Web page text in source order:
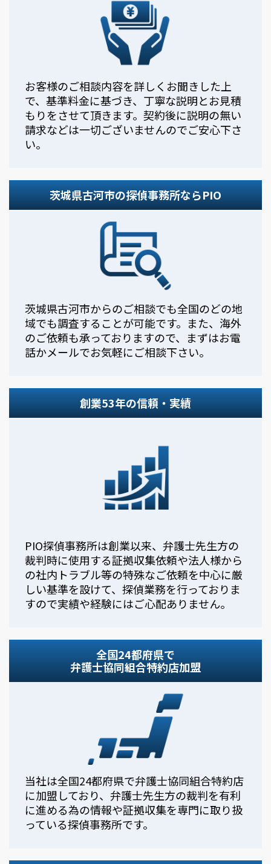
お客様のご相談内容を詳しくお聞きした上
で、基準料金に基づき、丁寧な説明とお見積
もりをさせて頂きます。契約後に説明の無い
請求などは一切ございませんのでご安心下さ
い。
茨城県古河市の探偵事務所ならPIO
茨城県古河市からのご相談でも全国のどの地
域でも調査することが可能です。また、海外
のご依頼も承っておりますので、まずはお電
話かメールでお気軽にご相談下さい。
創業53年の信頼・実績
PIO探偵事務所は創業以来、弁護士先生方の
裁判時に使用する証拠収集依頼や法人様から
の社内トラブル等の特殊なご依頼を中心に厳
しい基準を設けて、探偵業務を行っておりま
すので実績や経験にはご心配ありません。
全国24都府県で
弁護士協同組合特約店加盟
当社は全国24都府県で弁護士協同組合特約店
に加盟しており、弁護士先生方の裁判を有利
に進める為の情報や証拠収集を専門に取り扱
っている探偵事務所です。